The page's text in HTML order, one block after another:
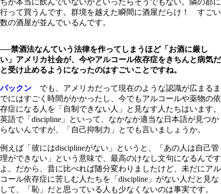
行って買うんです。群境を越えた瞬間に酒屋だらけ！ すごい
数の酒屋が並んでいるんです。
──禁酒法なんていう法律を作ってしまうほど「お酒に厳し
い」アメリカ社会が、今やアルコール依存症をきちんと病気だ
と受け止めるようになったのはすごいことですね。
パックン でも、アメリカだって現在のような認識が広まるま
でにはすごく時間がかかったし、今でもアルコールや薬物の依
存症になる人を「自制できない人」と見なす人たちはいます。
英語で「discipline」といって、なかなか適当な日本語が見つか
らないんですが、「自己抑制力」とでも言いましょうか。
例えば「彼にはdisciplineがない」というと、「あの人は自己管
理ができない」という意味で、最高のけなし文句になるんです
よ。だから、昔に比べれば随分変わりましたけど、未だにアル
コール依存症に苦しむ人たちを「discipline」がない人だと見な
して、「恥」だと思っている人も少なくないのは事実です。